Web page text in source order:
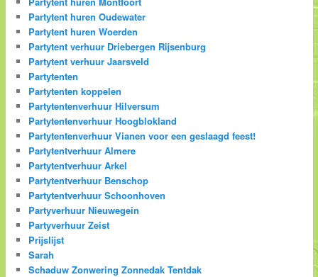
Partytent huren Oudewater
Partytent huren Woerden
Partytent verhuur Driebergen Rijsenburg
Partytent verhuur Jaarsveld
Partytenten
Partytenten koppelen
Partytentenverhuur Hilversum
Partytentenverhuur Hoogblokland
Partytentenverhuur Vianen voor een geslaagd feest!
Partytentverhuur Almere
Partytentverhuur Arkel
Partytentverhuur Benschop
Partytentverhuur Schoonhoven
Partyverhuur Nieuwegein
Partyverhuur Zeist
Prijslijst
Sarah
Schaduw Zonwering Zonnedak Tentdak